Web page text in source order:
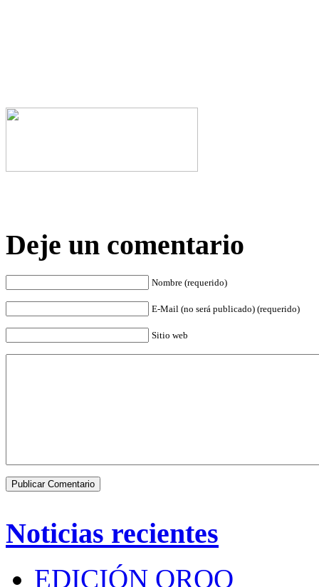
Deje un comentario
Nombre (requerido)
E-Mail (no será publicado) (requerido)
Sitio web
Noticias recientes
EDICIÓN QROO